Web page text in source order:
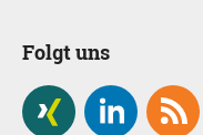
Folgt uns